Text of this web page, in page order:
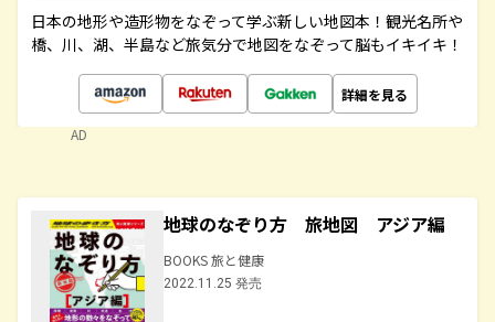
日本の地形や造形物をなぞって学ぶ新しい地図本！観光名所や
橋、川、湖、半島など旅気分で地図をなぞって脳もイキイキ！
詳細を見る
AD
地球のなぞり方 旅地図 アジア編
BOOKS 旅と健康
2022.11.25 発売